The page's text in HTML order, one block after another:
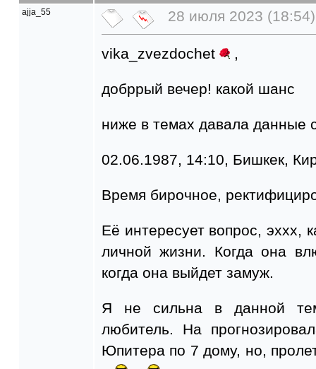
ajja_55 28 июля 2023 (18:54)
vika_zvezdochet ,
добррый вечер! какой шанс
ниже в темах давала данные
02.06.1987, 14:10, Бишкек,
Время бирочное,
Её интересует вопрос, эххх,
личной жизни. Когда она
когда она выйдет замуж.
Я не сильна в данной
любитель. На
Юпитера по 7 дому, но,